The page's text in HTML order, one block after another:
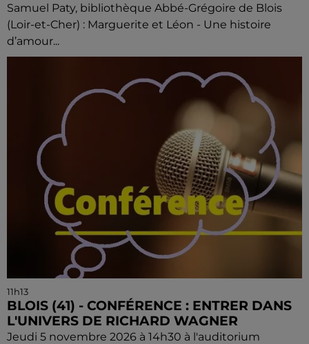
Samuel Paty, bibliothèque Abbé-Grégoire de Blois
(Loir-et-Cher) : Marguerite et Léon - Une histoire
d’amour...
11h13
BLOIS (41) - CONFÉRENCE : ENTRER DANS
L'UNIVERS DE RICHARD WAGNER
Jeudi 5 novembre 2026 à 14h30 à l'auditorium